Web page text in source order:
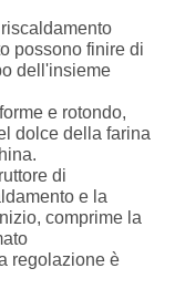
possono finire di
dell'insieme
e rotondo,
dolce della farina
di
e la
comprime la
regolazione è